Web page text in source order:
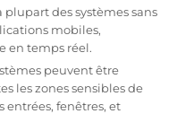
les plus populaires pour
de sa facilité
via des signaux radio,
des détecteurs d’ouverture
avantages :
: Pas besoin de percer des
lourds. Idéale pour les
plupart des systèmes sans
mobiles,
en temps réel.
peuvent être
les zones sensibles de
entrées, fenêtres, et